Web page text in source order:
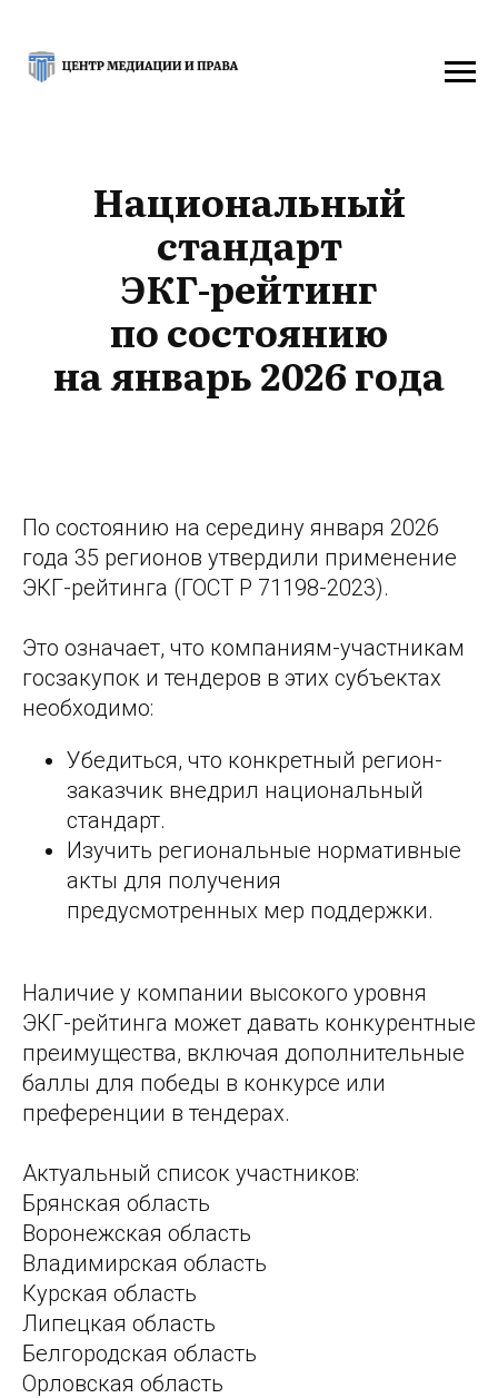
Национальный
стандарт
ЭКГ-рейтинг
по состоянию
на январь 2026 года
По состоянию на середину января 2026
года 35 регионов утвердили применение
ЭКГ-рейтинга (ГОСТ Р 71198-2023).
Это означает, что компаниям-участникам
госзакупок и тендеров в этих субъектах
необходимо:
Убедиться, что конкретный регион-
заказчик внедрил национальный
стандарт.
Изучить региональные нормативные
акты для получения
предусмотренных мер поддержки.
Наличие у компании высокого уровня
ЭКГ-рейтинга может давать конкурентные
преимущества, включая дополнительные
баллы для победы в конкурсе или
преференции в тендерах.
Актуальный список участников:
Брянская область
Воронежская область
Владимирская область
Курская область
Липецкая область
Белгородская область
Орловская область